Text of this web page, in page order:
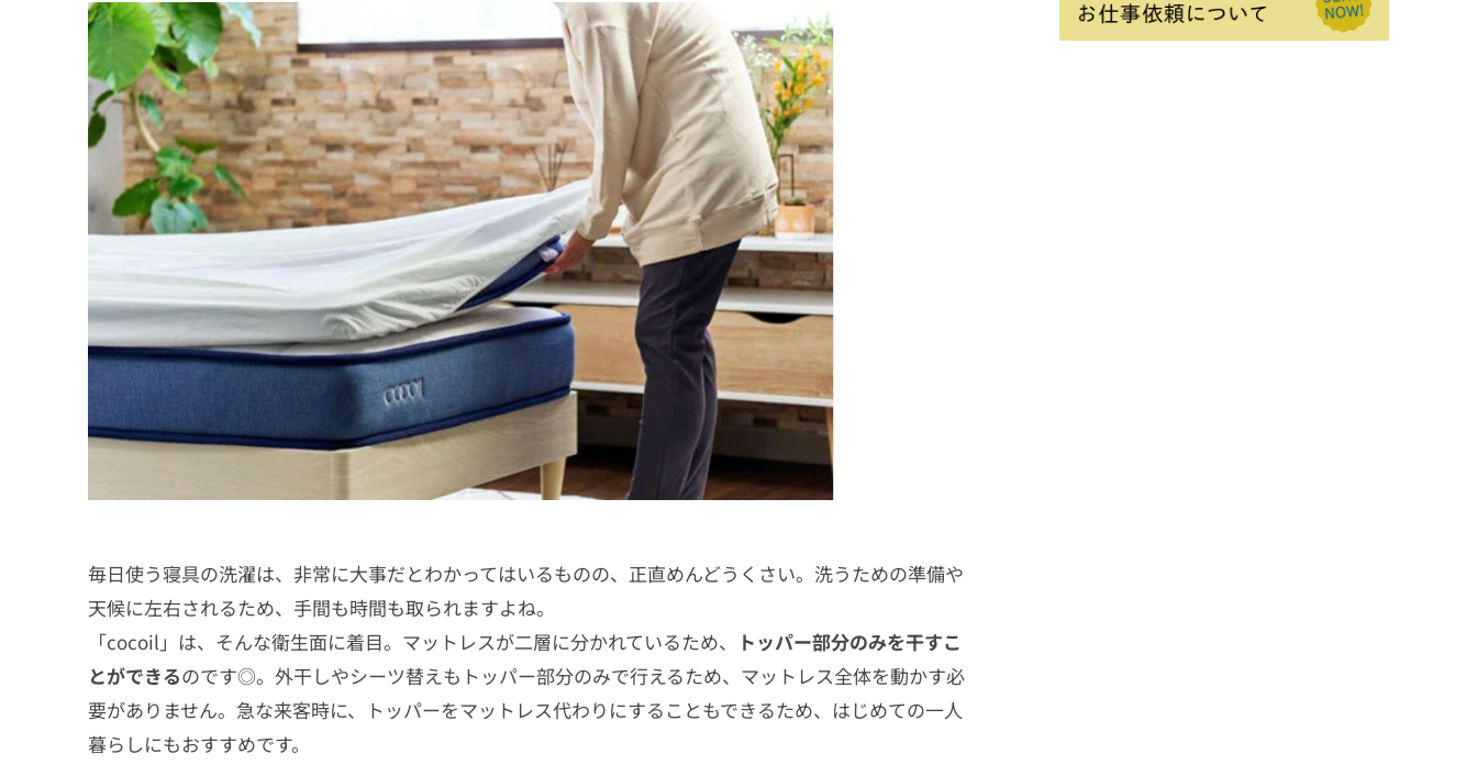
毎日使う寝具の洗濯は、非常に大事だとわかってはいるものの、正直めんどうくさい。洗うための準備や
天候に左右されるため、手間も時間も取られますよね。
「cocoil」は、そんな衛生面に着目。マットレスが二層に分かれているため、
トッパー部分のみを干すこ
とができるのです◎。外干しやシーツ替えもトッパー部分のみで行えるため、マットレス全体を動かす必
要がありません。急な来客時に、トッパーをマットレス代わりにすることもできるため、はじめての一人
暮らしにもおすすめです。